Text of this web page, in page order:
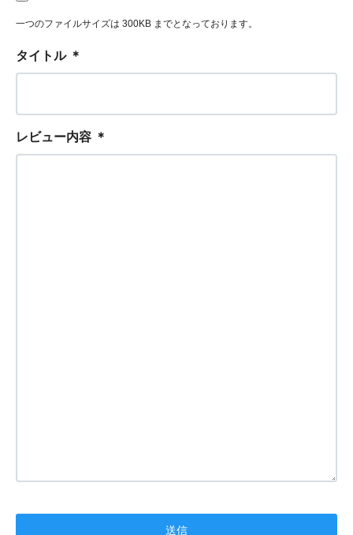
一つのファイルサイズは 300KB までとなっております。
タイトル ＊
レビュー内容 ＊